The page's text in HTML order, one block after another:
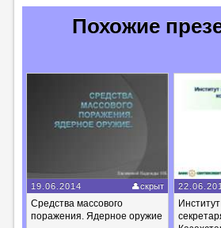
Похожие
19.06.2014 скрыт
Средства массового
поражения. Ядерное оружие